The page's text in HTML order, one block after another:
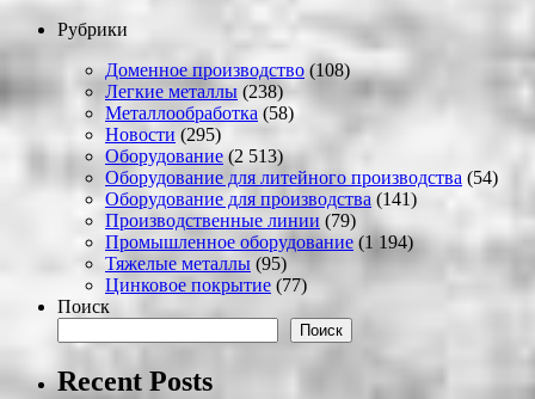
Рубрики
Доменное производство (108)
Легкие металлы (238)
Металлообработка (58)
Новости (295)
Оборудование(2 513)
Оборудование для литейного производства (54)
Оборудование для производства (141)
Производственные линии (79)
Промышленное оборудование (1 194)
Тяжелые металлы (95)
Цинковое покрытие (77)
Поиск
Поиск
Recent Posts